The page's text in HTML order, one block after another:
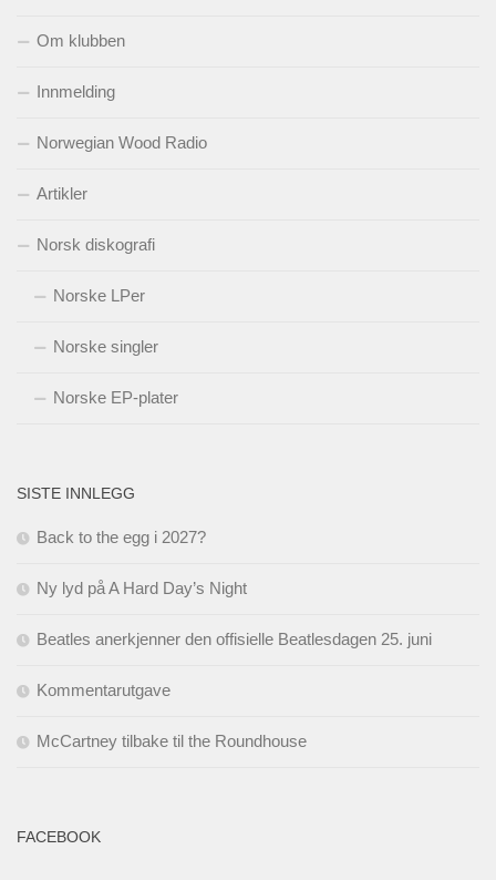
Om klubben
Innmelding
Norwegian Wood Radio
Artikler
Norsk diskografi
Norske LPer
Norske singler
Norske EP-plater
SISTE INNLEGG
Back to the egg i 2027?
Ny lyd på A Hard Day’s Night
Beatles anerkjenner den offisielle Beatlesdagen 25. juni
Kommentarutgave
McCartney tilbake til the Roundhouse
FACEBOOK